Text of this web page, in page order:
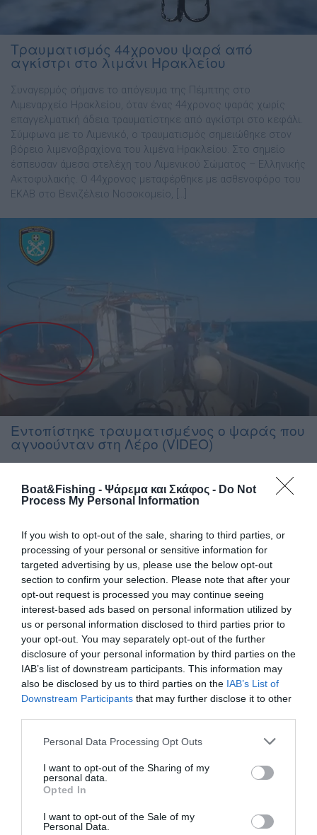
Boat&Fishing - Ψάρεμα και Σκάφος - Do Not
Process My Personal Information
If you wish to opt-out of the sale, sharing to third parties, or
processing of your personal or sensitive information for
targeted advertising by us, please use the below opt-out
section to confirm your selection. Please note that after your
opt-out request is processed you may continue seeing
interest-based ads based on personal information utilized by
us or personal information disclosed to third parties prior to
your opt-out. You may separately opt-out of the further
disclosure of your personal information by third parties on the
IAB’s list of downstream participants. This information may
also be disclosed by us to third parties on the IAB’s List of
Downstream Participants that may further disclose it to other
Personal Data Processing Opt Outs
I want to opt-out of the Sharing of my
personal data.
Opted In
I want to opt-out of the Sale of my
Personal Data.
Τραυματισμός 44χρονου ψαρά από
αγκίστρι στο λιμάνι Ηρακλείου
Συναγερμός σήμανε το απόγευμα της Πέμπτης στο
Λιμεναρχείο Ηρακλείου, όταν ένας 44χρονος ψαράς χωρίς
επαγγελματική άδεια τραυματίστηκε από αγκίστρι στο κεφάλι.
Σύμφωνα με το Λιμενικό, ο τραυματισμός σημειώθηκε στον
βόρειο λιμενοβραχίονα του λιμένα Ηρακλείου. Στο σημείο
έσπευσαν άμεσα στελέχη του Λιμενικού Σώματος – Ελληνικής
Ακτοφυλακής. Ο 44χρονος μεταφέρθηκε με ασθενοφόρο του
ΕΚΑΒ στο Βενιζέλειο Νοσοκομείο, […]
Εντοπίστηκε τραυματισμένος ο ψαράς που
αγνοούνταν στη Λέρο (VIDEO)
Φράγκος – Τραυματίστηκε στη μέση Εντοπίστηκε και
διασώθηκε τραυματισμένος στη μέση, ο 68χρονος ψαράς που
Βρέθηκε πάνω στο σκάφος του, κοντά στη νησίδα
Φράγκος και διακομίστηκε για εξετάσεις στο Κέντρο Υγείας
Λέρου. Στην επιχείρηση έρευνας και διάσωσης
συμμετείχαν τρία σκάφη του Λιμενικού, ελικόπτερο της […]
Τραυματισμός 77χρονου κατά το ψάρεμα
με δυναμίτη στην Άνδρο